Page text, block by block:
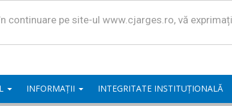
pe site-ul www.cjarges.ro, vă
INFORMAȚII INTEGRITATE INSTITUȚIONALĂ